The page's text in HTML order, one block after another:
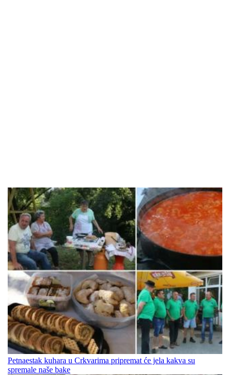
Petnaestak kuhara u Crkvarima pripremat će jela kakva su
spremale naše bake